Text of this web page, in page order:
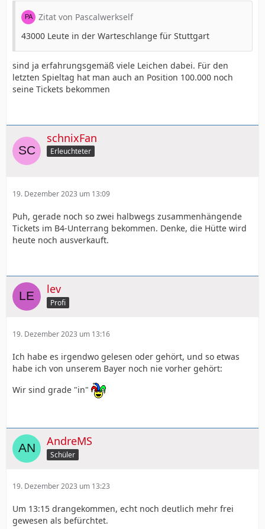
Zitat von Pascalwerkself
43000 Leute in der Warteschlange für Stuttgart
sind ja erfahrungsgemäß viele Leichen dabei. Für den
letzten Spieltag hat man auch an Position 100.000 noch
seine Tickets bekommen
schnixFan
Erleuchteter
19. Dezember 2023 um 13:09
Puh, gerade noch so zwei halbwegs zusammenhängende
Tickets im B4-Unterrang bekommen. Denke, die Hütte wird
heute noch ausverkauft.
lev
Profi
19. Dezember 2023 um 13:16
Ich habe es irgendwo gelesen oder gehört, und so etwas
habe ich von unserem Bayer noch nie vorher gehört:
Wir sind grade "in"
AndreMS
Schüler
19. Dezember 2023 um 13:23
Um 13:15 drangekommen, echt noch deutlich mehr frei
gewesen als befürchtet.